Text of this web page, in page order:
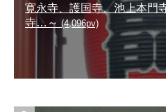
寛永寺、護国寺、池上本門
寺…～ (4,096pv)